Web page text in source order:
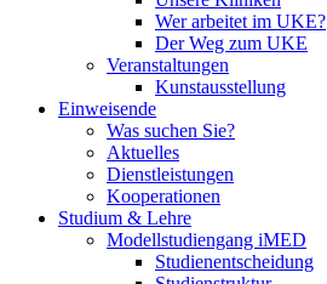
Wer arbeitet im UKE?
Der Weg zum UKE
Veranstaltungen
Kunstausstellung
Einweisende
Was suchen Sie?
Aktuelles
Dienstleistungen
Kooperationen
Studium & Lehre
Modellstudiengang iMED
Studienentscheidung